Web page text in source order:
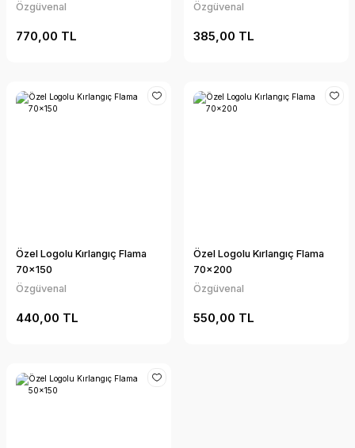
Özgüvenal
770,00 TL
Özgüvenal
385,00 TL
Özel Logolu Kırlangıç Flama
70x150
Özgüvenal
440,00 TL
Özel Logolu Kırlangıç Flama
70x200
Özgüvenal
550,00 TL